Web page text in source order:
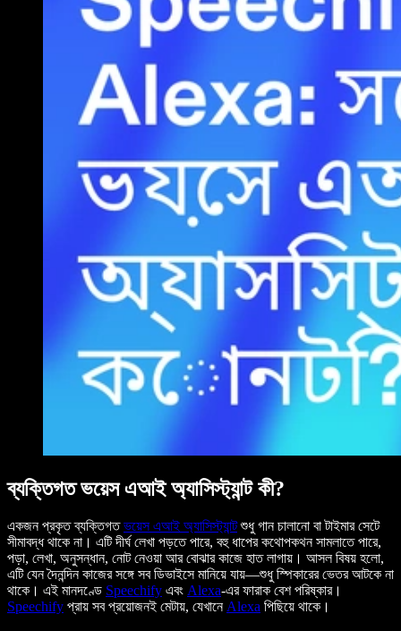
ব্যক্তিগত ভয়েস এআই অ্যাসিস্ট্যান্ট কী?
একজন প্রকৃত ব্যক্তিগতভয়েস এআই অ্যাসিস্ট্যান্টশুধু গান চালানো বা টাইমার সেটে
সীমাবদ্ধ থাকে না। এটি দীর্ঘ লেখা পড়তে পারে, বহু ধাপের কথোপকথন সামলাতে পারে,
পড়া, লেখা, অনুসন্ধান, নোট নেওয়া আর বোঝার কাজে হাত লাগায়। আসল বিষয় হলো,
এটি যেন দৈনন্দিন কাজের সঙ্গে সব ডিভাইসে মানিয়ে যায়—শুধু স্পিকারের ভেতর আটকে না
থাকে। এই মানদণ্ডে Speechify এবং Alexa-এর ফারাক বেশ পরিষ্কার।
Speechify প্রায় সব প্রয়োজনই মেটায়, যেখানেAlexa পিছিয়ে থাকে।